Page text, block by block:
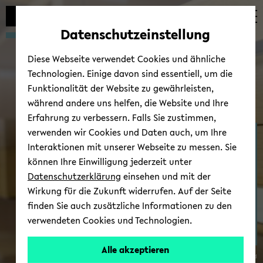
Automatische
vermeiden
zum
wechseln
zum
wechseln
zum
wechseln
Ost­eu­ro­päi­sche Ge­schich­
te
© Uni­ver­si­tät Bie­le­feld
Datenschutzeinstellung
Diese Webseite verwendet Cookies und ähnliche
Technologien. Einige davon sind essentiell, um die
Funktionalität der Website zu gewährleisten,
während andere uns helfen, die Website und Ihre
Erfahrung zu verbessern. Falls Sie zustimmen,
verwenden wir Cookies und Daten auch, um Ihre
Interaktionen mit unserer Webseite zu messen. Sie
können Ihre Einwilligung jederzeit unter
Datenschutzerklärung einsehen und mit der
Wirkung für die Zukunft widerrufen. Auf der Seite
finden Sie auch zusätzliche Informationen zu den
verwendeten Cookies und Technologien.
Alle akzeptieren